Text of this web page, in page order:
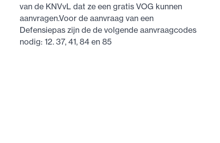
van de KNVvL dat ze een gratis VOG kunnen
aanvragen.Voor de aanvraag van een
Defensiepas zijn de de volgende aanvraagcodes
nodig: 12. 37, 41, 84 en 85